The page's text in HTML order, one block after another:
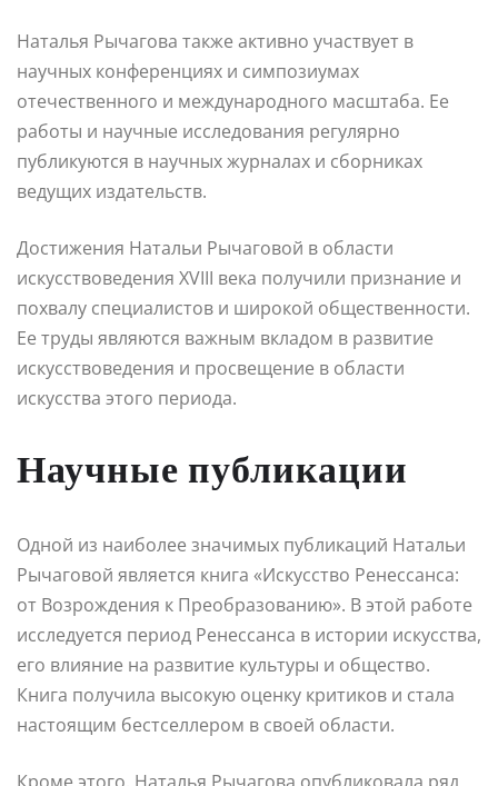
Наталья Рычагова также активно участвует в
научных конференциях и симпозиумах
отечественного и международного масштаба. Ее
работы и научные исследования регулярно
публикуются в научных журналах и сборниках
ведущих издательств.
Достижения Натальи Рычаговой в области
искусствоведения XVIII века получили признание и
похвалу специалистов и широкой общественности.
Ее труды являются важным вкладом в развитие
искусствоведения и просвещение в области
искусства этого периода.
Научные публикации
Одной из наиболее значимых публикаций Натальи
Рычаговой является книга «Искусство Ренессанса:
от Возрождения к Преобразованию». В этой работе
исследуется период Ренессанса в истории искусства,
его влияние на развитие культуры и общество.
Книга получила высокую оценку критиков и стала
настоящим бестселлером в своей области.